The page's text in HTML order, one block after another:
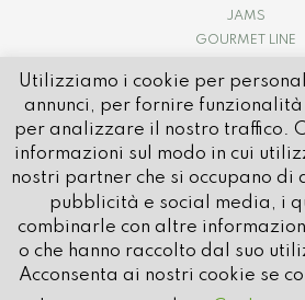
JAMS
GOURMET LINE
© 2021 APICOLTURA CASENTINESE | P.IVA e
Utilizziamo i cookie per
annunci, per fornire
per analizzare il nostro traffico.
informazioni sul modo in cui
nostri partner che si occupano
pubblicità e social media, i
combinarle con altre
o che hanno raccolto dal suo
Acconsenta ai nostri cookie se